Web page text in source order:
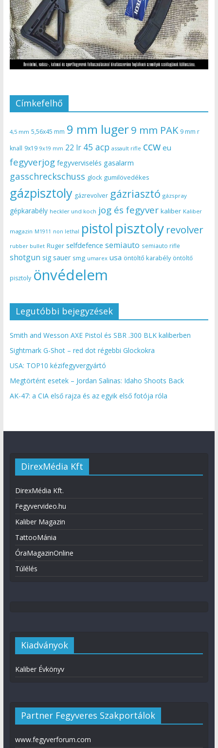
Címkefelhő
4,5 mm 5,56x45 mm 9 mm luger9 mm PAK 9 mm r
knall 9x19 9x19 mm 22 lr 45 acp assault rifle ccw eu
fegyverjog fegyverviselés gasalarm
gasschreckschuss glock gumilövedékes
gázpisztoly gázrevolver gázriasztó gázspray
gépkarabély heckler und koch jog és fegyver kaliber Kaliber
magazin M1911 non lethal pistol pisztoly revolver
rubber bullet Ruger selfdefence semiauto semiauto rifle
shotgun sig sauer smg umarex usa öntöltő karabély öntöltő
pisztoly önvédelem
Legutóbbi bejegyzések
Smith and Wesson AXE Pistol és SBR .300 BLK kaliberben
Sightmark G-Shot – red dot régebbi Glockokra
USA: TOP10 kézifegyvergyártó
Megtörtént esetek – Jordan Salinas: Idaho Shoots Back
AK-47: a CIA első rajza és az egyik első fotója róla
DirexMédia Kft
DirexMédia Kft.
Fegyvervideo.hu
Kaliber Magazin
TattooMánia
ÓraMagazinOnline
Túlélés
Kiadványok
Kaliber Évkönyv
Partner Fegyveres Szakportálok
www.fegyverforum.com